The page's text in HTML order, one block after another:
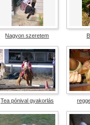
Nagyon szeretem
átlag pontszám: 5
átlag
Tea pónival gyakorlás
átlag pontszám: 5
átlag